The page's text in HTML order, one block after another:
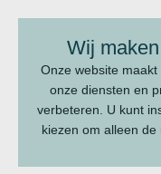
Wij
Onze website
onze diensten en
verbeteren. U kunt
kiezen om alleen de
BEL ONS:070 - 322 20 22